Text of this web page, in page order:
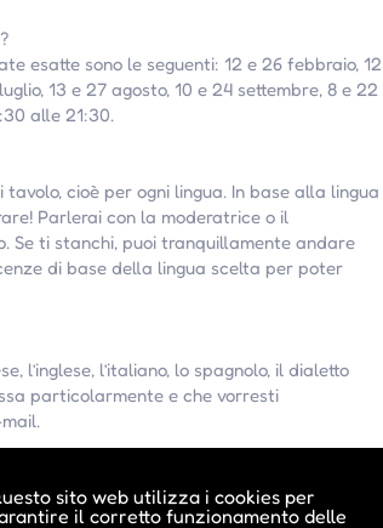
sito web utilizza i cookies per
il corretto funzionamento delle
esatte sono le seguenti: 12 e 26 febbraio, 12
13 e 27 agosto, 10 e 24 settembre, 8 e 22
alle 21:30.
cioè per ogni lingua. In base alla lingua
Parlerai con la moderatrice o il
Se ti stanchi, puoi tranquillamente andare
di base della lingua scelta per poter
l’inglese, l’italiano, lo spagnolo, il dialetto
particolarmente e che vorresti